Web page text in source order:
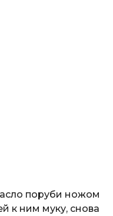
поруби ножом
к ним муку, снова